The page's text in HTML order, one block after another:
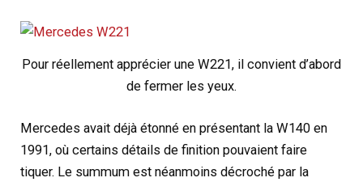
Pour réellement apprécier une W221, il convient d’abord
de fermer les yeux.
Mercedes avait déjà étonné en présentant la W140 en
1991, où certains détails de finition pouvaient faire
tiquer. Le summum est néanmoins décroché par la